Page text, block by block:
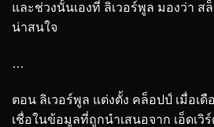
และช่วงนั้นเองที่ ลิเวอร์พูล มองว่า ส
น่าสนใจ
…
ตอน ลิเวอร์พูล แต่งตั้ง คล็อปป์ เมื่อเ
เชื่อในข้อมูลที่ถูกนำเสนอจาก เอ็ดเวิ